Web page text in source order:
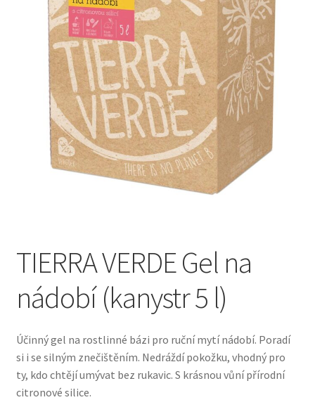
Pokladna
Vše o nákupu
TIERRA VERDE Gel na
nádobí (kanystr 5 l)
Účinný gel na rostlinné bázi pro ruční mytí nádobí. Poradí
si i se silným znečištěním. Nedráždí pokožku, vhodný pro
ty, kdo chtějí umývat bez rukavic. S krásnou vůní přírodní
citronové silice.